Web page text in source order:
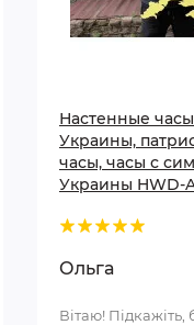
Настенные
Украины,
часы, часы с
Украины HWD-
Ольга
Вітаю! Підкажіть,